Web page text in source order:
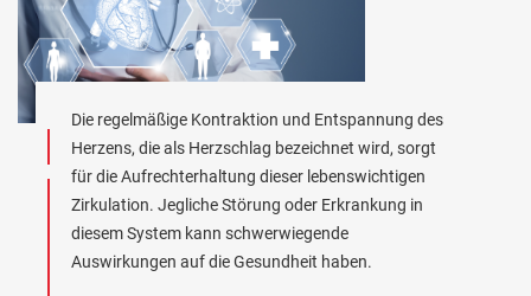
Die regelmäßige Kontraktion und Entspannung des
Herzens, die als Herzschlag bezeichnet wird, sorgt
für die Aufrechterhaltung dieser lebenswichtigen
Zirkulation. Jegliche Störung oder Erkrankung in
diesem System kann schwerwiegende
Auswirkungen auf die Gesundheit haben.